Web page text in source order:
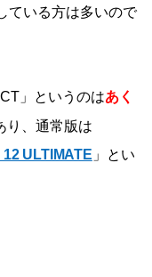
ている方は多いので
」というのはあく
り、通常版は
ULTIMATE 」とい